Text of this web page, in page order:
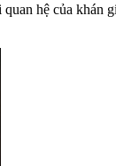
hệ của khán